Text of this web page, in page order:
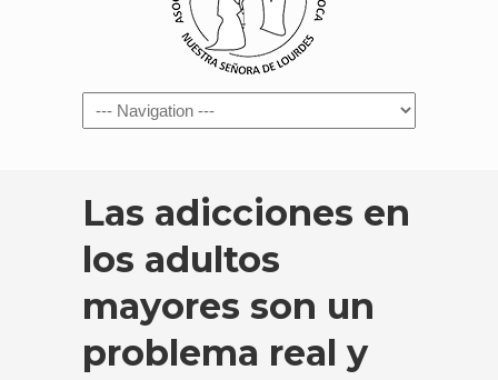
Navigation
Las adicciones en
los adultos
mayores son un
problema real y